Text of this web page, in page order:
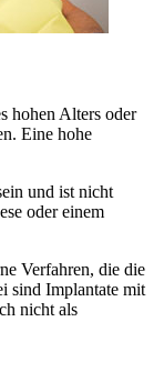
hohen Alters oder
Eine hohe
und ist nicht
oder einem
Verfahren, die die
sind Implantate mit
nicht als